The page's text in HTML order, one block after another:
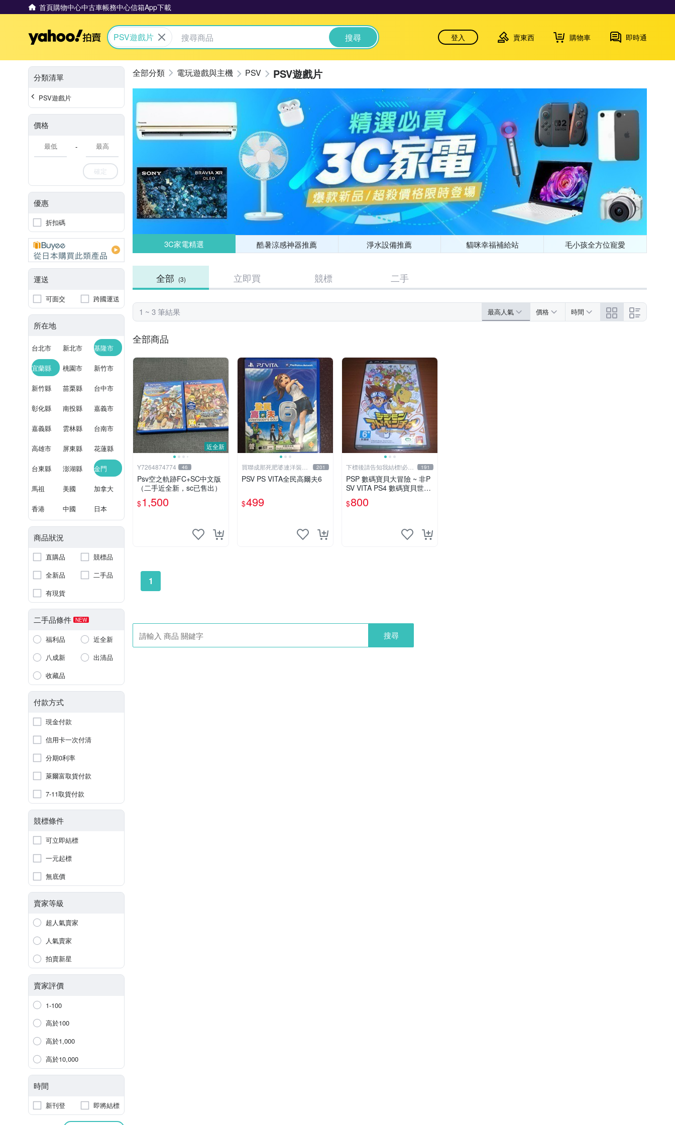
首頁購物中心中古車帳務中心信箱App下載
Yahoo拍賣
PSV遊戲片 搜尋 登入 賣東西 購物車 即時通
分類清單
PSV遊戲片
價格
-
確定
優惠
折扣碼
運送
可面交 跨國運送
所在地
台北市 新北市 基隆市
宜蘭縣 桃園市 新竹市
新竹縣 苗栗縣 台中市
彰化縣 南投縣 嘉義市
嘉義縣 雲林縣 台南市
高雄市 屏東縣 花蓮縣
台東縣 澎湖縣 金門
馬祖 美國 加拿大
香港 中國 日本
商品狀況
直購品
競標品
全新品
二手品
有現貨
二手品條件 NEW
福利品
近全新
八成新
出清品
收藏品
付款方式
現金付款
信用卡一次付清
分期0利率
萊爾富取貨付款
7-11取貨付款
競標條件
可立即結標
一元起標
無底價
賣家等級
超人氣賣家
人氣賣家
拍賣新星
賣家評價
1-100
高於100
高於1,000
高於10,000
時間
新刊登 即將結標
電玩遊戲與主機 PSV PSV遊戲片
3C家電精選 酷暑涼感神器推薦 淨水設備推薦 貓咪幸福補給站 毛小孩全方位寵愛
全部 (3) 立即買 競標 二手
1 ~ 3 筆結果 最高人氣 價格 時間
全部商品
近全新
Y7264874774 46
Psv空之軌跡FC+SC中文版
（二手近全新，sc已售出）
$1,500
買聯成那死肥婆連洋裝都
要穿XL號
201
PSV PS VITA全民高爾夫6
$499
下標後請告知我結標!必看
關於我
191
PSP 數碼寶貝大冒險 ~ 非P
SV VITA PS4 數碼寶貝世界
Next Order 新秩序 網路偵
探 中文版
$800
1
搜尋